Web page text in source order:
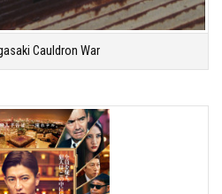
Cauldron War